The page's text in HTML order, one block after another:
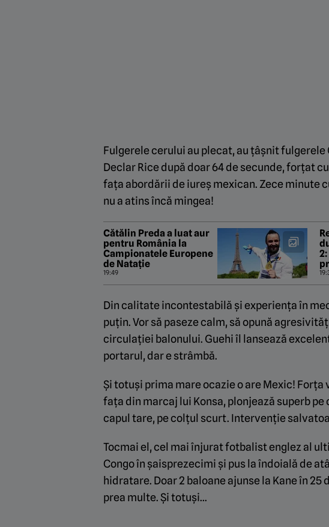
Fulgerele cerului au plecat, au țâșnit fulgerele
Declar Rice după doar 64 de secunde, forțat
fața abordării de iureș mexican. Zece minute
nu a atins încă mingea!
Cătălin Preda a luat aur
pentru România la
Campionatele Europene
de Natație
19:49
Din calitate incontestabilă și experiența în
puțin. Vor să paseze calm, să opună
circulației balonului. Guehi îl lansează
portarul, dar e strâmbă.
Și totuși prima mare ocazie o are Mexic!
fața din marcaj lui Konsa, plonjează superb
capul tare, pe colțul scurt. Intervenție
Tocmai el, cel mai înjurat fotbalist englez al
Congo în șaisprezecimi și pus la îndoială de
hidratare. Doar 2 baloane ajunse la Kane în
prea multe. Și totuși…